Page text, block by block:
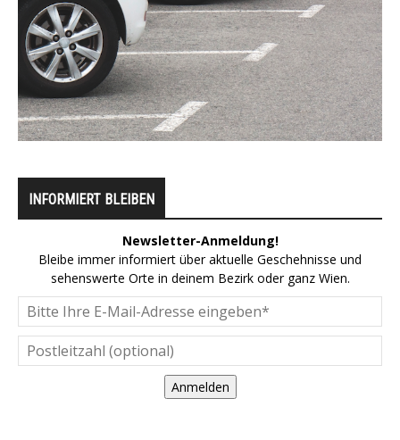
INFORMIERT BLEIBEN
Newsletter-Anmeldung!
Bleibe immer informiert über aktuelle Geschehnisse und
sehenswerte Orte in deinem Bezirk oder ganz Wien.
Anmelden